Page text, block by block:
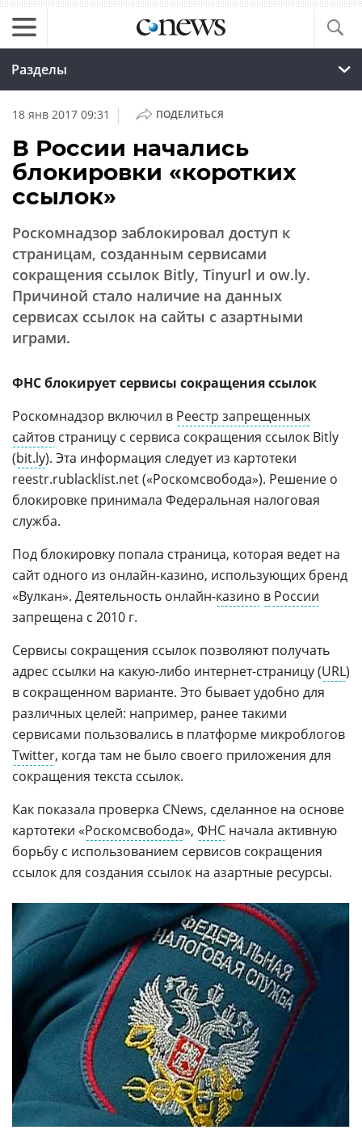
Разделы
18 янв 2017 09:31 | ПОДЕЛИТЬСЯ
В России начались
блокировки «коротких
ссылок»
Роскомнадзор заблокировал доступ к
страницам, созданным сервисами
сокращения ссылок Bitly, Tinyurl и ow.ly.
Причиной стало наличие на данных
сервисах ссылок на сайты с азартными
играми.
ФНС блокирует сервисы сокращения ссылок
Роскомнадзор включил в Реестр запрещенных
сайтов страницу с сервиса сокращения ссылок Bitly
(bit.ly). Эта информация следует из картотеки
reestr.rublacklist.net («Роскомсвобода»). Решение о
блокировке принимала Федеральная налоговая
служба.
Под блокировку попала страница, которая ведет на
сайт одного из онлайн-казино, использующих бренд
«Вулкан». Деятельность онлайн-казино в России
запрещена с 2010 г.
Сервисы сокращения ссылок позволяют получать
адрес ссылки на какую-либо интернет-страницу (URL)
в сокращенном варианте. Это бывает удобно для
различных целей: например, ранее такими
сервисами пользовались в платформе микроблогов
Twitter, когда там не было своего приложения для
сокращения текста ссылок.
Как показала проверка CNews, сделанное на основе
картотеки «Роскомсвобода», ФНС начала активную
борьбу с использованием сервисов сокращения
ссылок для создания ссылок на азартные ресурсы.